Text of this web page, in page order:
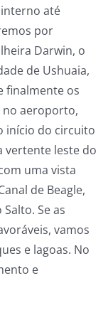
até
por
Darwin, o
de Ushuaia,
finalmente os
no aeroporto,
início do circuito
vertente leste do
uma vista
de Beagle,
Se as
vamos
e lagoas. No
e